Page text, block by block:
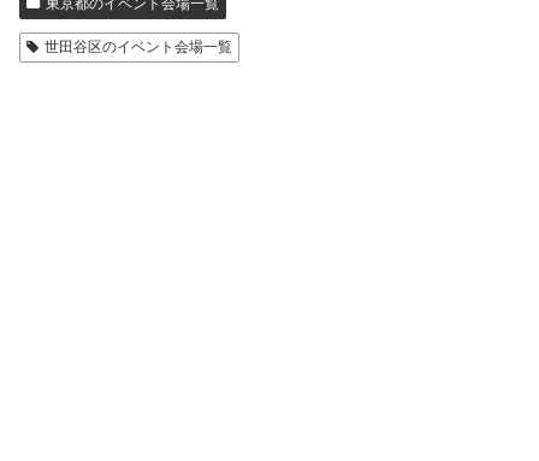
世田谷区のイベント会場一覧